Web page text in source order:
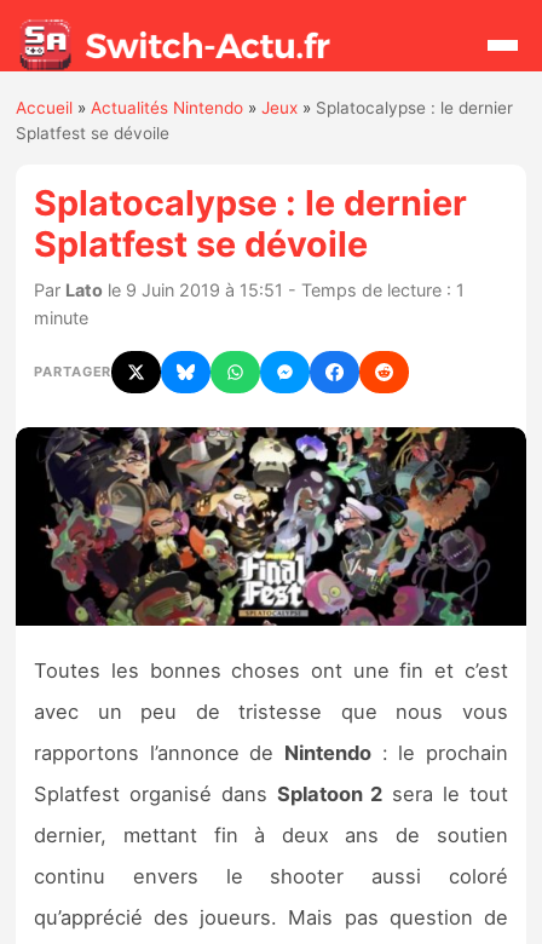
Actualités
Jeux
Hardware
Chiffres de ventes
Rumeurs
Nintendo Direct
Tests et previews
Tests de jeux
Tests d’accessoires
Autres tests
Previews
Accueil »Actualités Nintendo »Jeux » Splatocalypse : le dernier
Splatfest se dévoile
Splatocalypse : le dernier
Splatfest se dévoile
Par Lato le 9 Juin 2019 à 15:51 - Temps de lecture : 1
minute
PARTAGER
Toutes les bonnes choses ont une fin et c’est
avec un peu de tristesse que nous vous
rapportons l’annonce de Nintendo: le prochain
Splatfest organisé dans Splatoon 2 sera le tout
dernier, mettant fin à deux ans de soutien
continu envers le shooter aussi coloré
qu’apprécié des joueurs. Mais pas question de